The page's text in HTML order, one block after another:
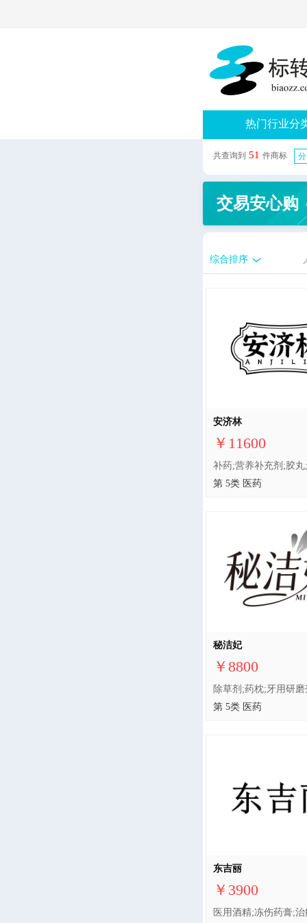
热门行业分
共查询到 51 件商标
交易安心购
综合排序
安济林
￥11600
第 5类 医药
秘洁妃
￥8800
第 5类 医药
东吉丽
￥3900